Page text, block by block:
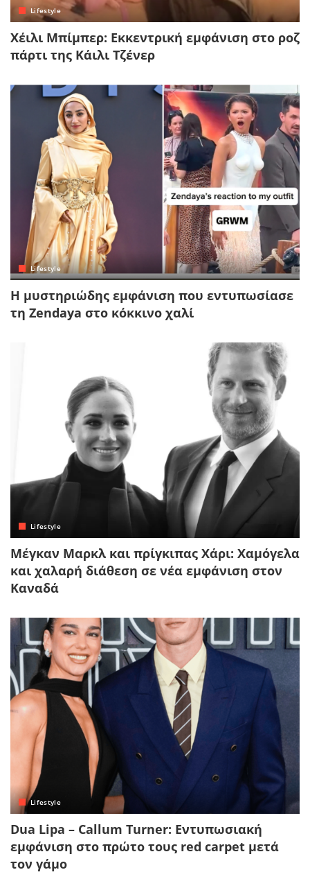
Lifestyle
Χέιλι Μπίμπερ: Εκκεντρική εμφάνιση στο ροζ
πάρτι της Κάιλι Τζένερ
Lifestyle
Η μυστηριώδης εμφάνιση που εντυπωσίασε
τη Zendaya στο κόκκινο χαλί
Lifestyle
Μέγκαν Μαρκλ και πρίγκιπας Χάρι: Χαμόγελα
και χαλαρή διάθεση σε νέα εμφάνιση στον
Καναδά
Lifestyle
Dua Lipa – Callum Turner: Εντυπωσιακή
εμφάνιση στο πρώτο τους red carpet μετά
τον γάμο